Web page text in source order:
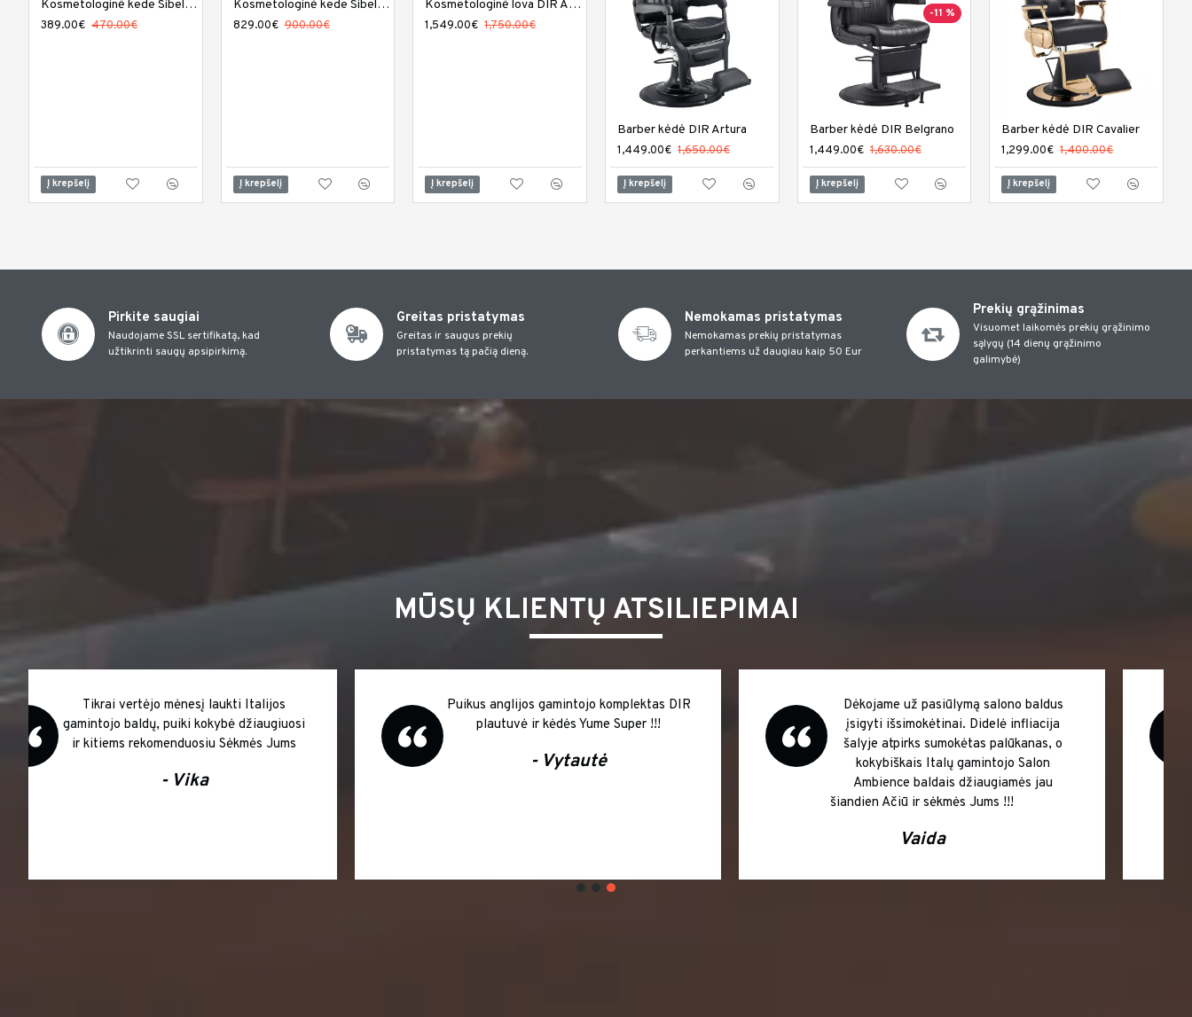
Kosmetologinė kede Sibel Angelica
389.00€ 470.00€
Į krepšelį
Kosmetologinė kede Sibel Laura
829.00€ 900.00€
Į krepšelį
Kosmetologinė lova DIR Alnatt
1,549.00€ 1,750.00€
Į krepšelį
2,230.00€ 2,400.00€
Į krepšelį
Kosmetologinė lova DIR Aurora
2,749.00€ 3,000.00€
Į krepšelį
Barber kėdė DIR Artura
1,449.00€ 1,650.00€
Į krepšelį
-11 %
Barber kėdė DIR Belgrano
1,449.00€ 1,630.00€
Į krepšelį
Barber kėdė DIR Cavalier
1,299.00€ 1,400.00€
Į krepšelį
Pirkite saugiai
Naudojame SSL sertifikatą, kad
užtikrinti saugų apsipirkimą.
Greitas pristatymas
Greitas ir saugus prekių
pristatymas tą pačią dieną.
Nemokamas pristatymas
Nemokamas prekių pristatymas
perkantiems už daugiau kaip 50 Eur
Prekių grąžinimas
Visuomet laikomės prekių grąžinimo
sąlygų (14 dienų grąžinimo
galimybė)
MŪSŲ KLIENTŲ ATSILIEPIMAI
Puikus anglijos gamintojo komplektas DIR
plautuvė ir kėdės Yume Super !!!
Dėkojame už pasiūlymą salono baldus
įsigyti išsimokėtinai. Didelė infliacija
kokybiškais Italų gamintojo Salon
Tikrai vertėjo laukti superiniai baldai
Barber salonui. Didžiausios sėkmės Jums
!!! Super!
Robertas